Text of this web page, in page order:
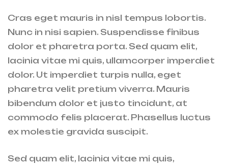
Cras eget mauris in nisl tempus lobortis.
Nunc in nisi sapien. Suspendisse finibus
dolor et pharetra porta. Sed quam elit,
lacinia vitae mi quis, ullamcorper imperdiet
dolor. Ut imperdiet turpis nulla, eget
pharetra velit pretium viverra. Mauris
bibendum dolor et justo tincidunt, at
commodo felis placerat. Phasellus luctus
ex molestie gravida suscipit.
Sed quam elit, lacinia vitae mi quis,